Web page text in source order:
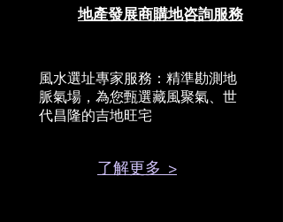
地產發展商購地咨詢服務
風水選址專家服務：精準勘測地
脈氣場，為您甄選藏風聚氣、世
代昌隆的吉地旺宅
了解更多 >